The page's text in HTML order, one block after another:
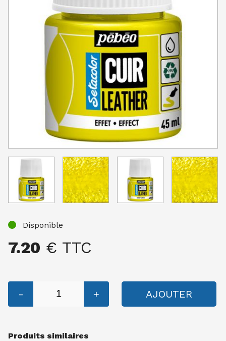
Disponible
7.20 € TTC
- + AJOUTER
Produits similaires